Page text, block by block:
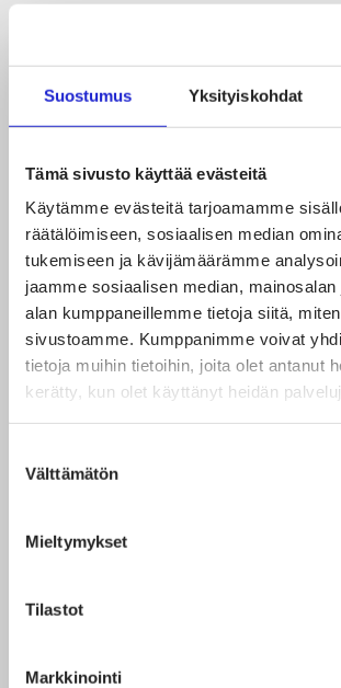
Suostumus Yksityiskohdat
Tämä sivusto käyttää evästeitä
Käytämme evästeitä tarjoamamme
räätälöimiseen, sosiaalisen median
tukemiseen ja kävijämäärämme
jaamme sosiaalisen median,
alan kumppaneillemme tietoja siitä,
sivustoamme. Kumppanimme voivat
tietoja muihin tietoihin, joita olet antanut
kerätty, kun olet käyttänyt heidän
valinta
Välttämätön
Mieltymykset
Tilastot
Markkinointi
Vaatteiden ja asusteiden
ommellaan muun muassa peittoja,
reppuja sekä työvaatteita. Vaikka
olisi ulkomailla, valmistetaan useassa
mallikappaleet Suomessa sekä
ja korjausompeluita.
Moni yritys arvio suunnitteluosaamisen
kasvun hakeminen,
tarpeita rekrytoida myynnin
prosessinhallintaan ja verkkokauppaan